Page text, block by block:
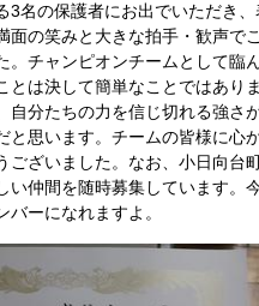
3名の保護者にお出でいただき、
面の笑みと大きな拍手・歓声で
。チャンピオンチームとして臨
とは決して簡単なことではあり
自分たちの力を信じ切れる強さ
と思います。チームの皆様に心
ございました。なお、小日向台
い仲間を随時募集しています。
バーになれますよ。